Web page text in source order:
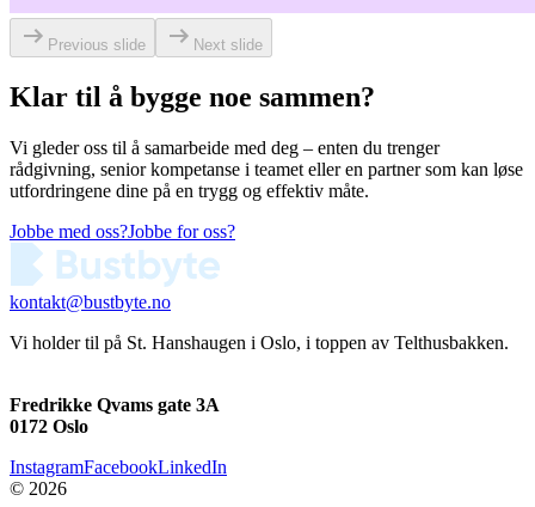
Previous slide Next slide
Klar til å bygge noe sammen?
Vi gleder oss til å samarbeide med deg – enten du trenger
rådgivning, senior kompetanse i teamet eller en partner som kan løse
utfordringene dine på en trygg og effektiv måte.
Jobbe med oss?Jobbe for oss?
kontakt@bustbyte.no
Vi holder til på St. Hanshaugen i Oslo, i toppen av Telthusbakken.
Fredrikke Qvams gate 3A
0172 Oslo
InstagramFacebookLinkedIn
© 2026